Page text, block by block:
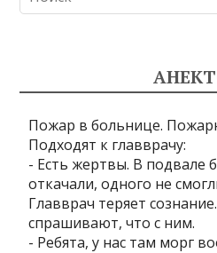
Пожар в больнице.
Подходят к главврачу:
- Есть жертвы. В подвале
откачали, одного не
Главврач теряет
спрашивают, что с ним.
- Ребята, у нас там морг